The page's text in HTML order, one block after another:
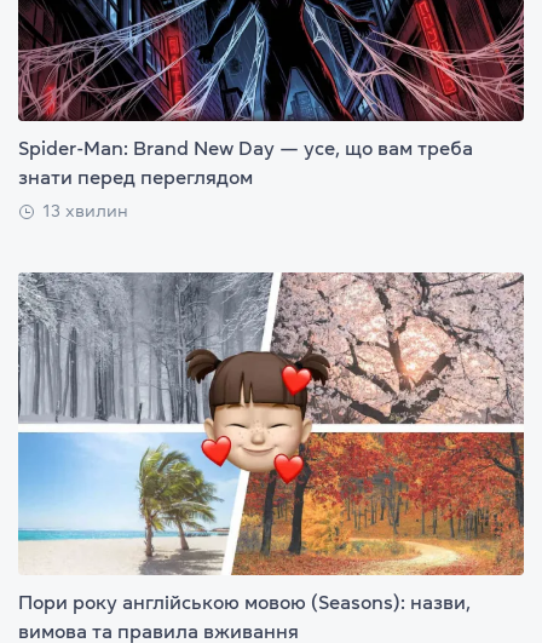
Spider-Man: Brand New Day — усе, що вам треба
знати перед переглядом
13 хвилин
Пори року англійською мовою (Seasons): назви,
вимова та правила вживання